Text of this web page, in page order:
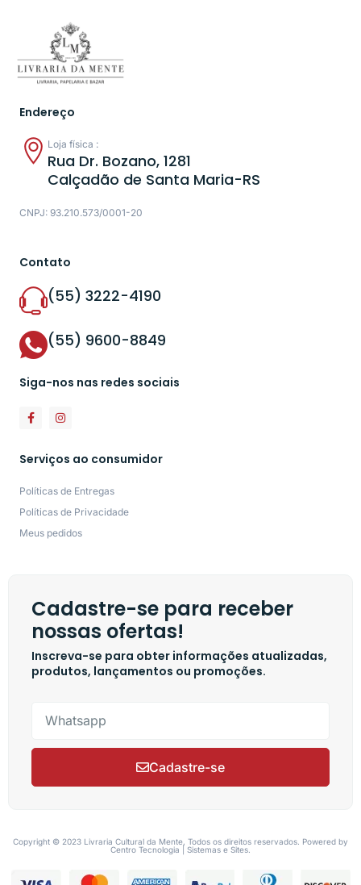
Endereço
Loja física :
Rua Dr. Bozano, 1281
Calçadão de Santa Maria-RS
CNPJ: 93.210.573/0001-20
Contato
(55) 3222-4190
(55) 9600-8849
Siga-nos nas redes sociais
Serviços ao consumidor
Políticas de Entregas
Políticas de Privacidade
Meus pedidos
Cadastre-se para receber
nossas ofertas!
Inscreva-se para obter informações atualizadas,
produtos, lançamentos ou promoções.
Cadastre-se
Copyright © 2023 Livraria Cultural da Mente, Todos os direitos reservados. Powered by
Centro Tecnologia | Sistemas e Sites.